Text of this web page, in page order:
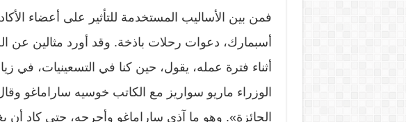
فمن بين الأساليب المستخدمة للتأثير على أعضاء
أسبمارك، دعوات رحلات باذخة. وقد أورد مثالين عن
أثناء فترة عمله، يقول، حين كنا في التسعينيات، في
الوزراء ماريو سواريز مع الكاتب خوسيه ساراماغو
الجائزة». وهو ما آذى ساراماغو وأحرجه، حتى كاد